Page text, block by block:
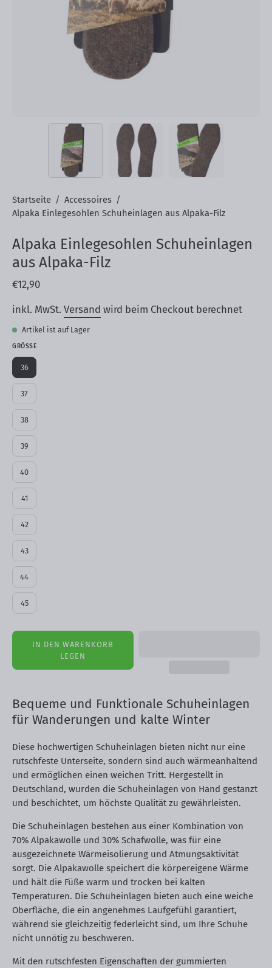
Startseite / Accessoires /
Alpaka Einlegesohlen Schuheinlagen aus Alpaka-Filz
Alpaka Einlegesohlen Schuheinlagen
aus Alpaka-Filz
€12,90
inkl. MwSt. Versand wird beim Checkout berechnet
Artikel ist auf Lager
GRÖSSE
36
37
38
39
40
41
42
43
44
45
IN DEN WARENKORB
LEGEN
Bequeme und Funktionale Schuheinlagen
für Wanderungen und kalte Winter
Diese hochwertigen Schuheinlagen bieten nicht nur eine
rutschfeste Unterseite, sondern sind auch wärmeanhaltend
und ermöglichen einen weichen Tritt. Hergestellt in
Deutschland, wurden die Schuheinlagen von Hand gestanzt
und beschichtet, um höchste Qualität zu gewährleisten.
Die Schuheinlagen bestehen aus einer Kombination von
70% Alpakawolle und 30% Schafwolle, was für eine
ausgezeichnete Wärmeisolierung und Atmungsaktivität
sorgt. Die Alpakawolle speichert die körpereigene Wärme
und hält die Füße warm und trocken bei kalten
Temperaturen. Die Schuheinlagen bieten auch eine weiche
Oberfläche, die ein angenehmes Laufgefühl garantiert,
während sie gleichzeitig federleicht sind, um Ihre Schuhe
nicht unnötig zu beschweren.
Mit den rutschfesten Eigenschaften der gummierten